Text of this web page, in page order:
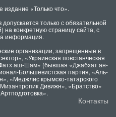
«Только что».
только с обязательной
на конкретную страницу сайта, с
информация.
организации, запрещенные в
«Украинская повстанческая
аш-Шам» (бывшая «Джабхат ан-
Большевистская партия, «Аль-
«Меджлис крымско-татарского
Дивижн», «Братство»
Контакты